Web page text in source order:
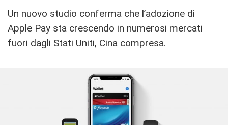
Un nuovo studio conferma che l’adozione di
Apple Pay sta crescendo in numerosi mercati
fuori dagli Stati Uniti, Cina compresa.